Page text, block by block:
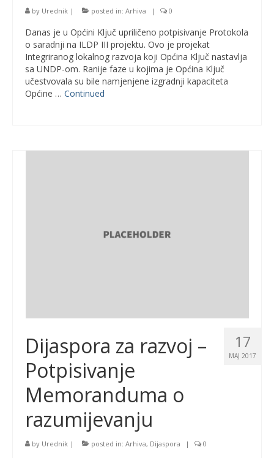
by Urednik | posted in: Arhiva | 0
Danas je u Općini Ključ upriličeno potpisivanje Protokola
o saradnji na ILDP III projektu. Ovo je projekat
Integriranog lokalnog razvoja koji Općina Ključ nastavlja
sa UNDP-om. Ranije faze u kojima je Općina Ključ
učestvovala su bile namjenjene izgradnji kapaciteta
Općine … Continued
17
MAJ 2017
Dijaspora za razvoj –
Potpisivanje
Memoranduma o
razumijevanju
by Urednik | posted in: Arhiva, Dijaspora | 0